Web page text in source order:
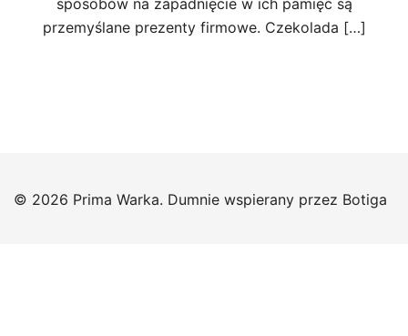
sposobów na zapadnięcie w ich pamięć są
przemyślane prezenty firmowe. Czekolada […]
© 2026 Prima Warka. Dumnie wspierany przez Botiga